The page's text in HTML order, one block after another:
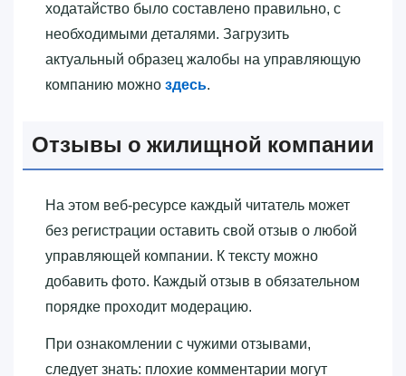
ходатайство было составлено правильно, с
необходимыми деталями. Загрузить
актуальный образец жалобы на управляющую
компанию можно здесь.
Отзывы о жилищной компании
На этом веб-ресурсе каждый читатель может
без регистрации оставить свой отзыв о любой
управляющей компании. К тексту можно
добавить фото. Каждый отзыв в обязательном
порядке проходит модерацию.
При ознакомлении с чужими отзывами,
следует знать: плохие комментарии могут